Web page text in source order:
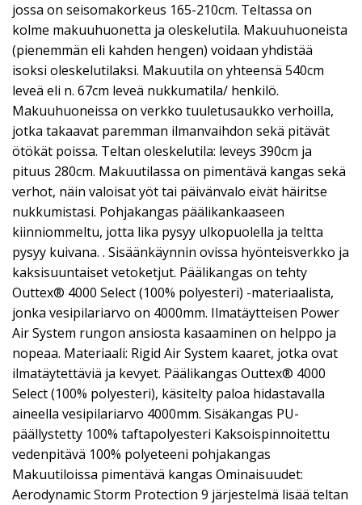
jossa on seisomakorkeus 165-210cm. Teltassa on
kolme makuuhuonetta ja oleskelutila. Makuuhuoneista
(pienemmän eli kahden hengen) voidaan yhdistää
isoksi oleskelutilaksi. Makuutila on yhteensä 540cm
leveä eli n. 67cm leveä nukkumatila/ henkilö.
Makuuhuoneissa on verkko tuuletusaukko verhoilla,
jotka takaavat paremman ilmanvaihdon sekä pitävät
ötökät poissa. Teltan oleskelutila: leveys 390cm ja
pituus 280cm. Makuutilassa on pimentävä kangas sekä
verhot, näin valoisat yöt tai päivänvalo eivät häiritse
nukkumistasi. Pohjakangas päälikankaaseen
kiinniommeltu, jotta lika pysyy ulkopuolella ja teltta
pysyy kuivana. . Sisäänkäynnin ovissa hyönteisverkko ja
kaksisuuntaiset vetoketjut. Päälikangas on tehty
Outtex® 4000 Select (100% polyesteri) -materiaalista,
jonka vesipilariarvo on 4000mm. Ilmatäytteisen Power
Air System rungon ansiosta kasaaminen on helppo ja
nopeaa. Materiaali: Rigid Air System kaaret, jotka ovat
ilmatäytettäviä ja kevyet. Päälikangas Outtex® 4000
Select (100% polyesteri), käsitelty paloa hidastavalla
aineella vesipilariarvo 4000mm. Sisäkangas PU-
päällystetty 100% taftapolyesteri Kaksoispinnoitettu
vedenpitävä 100% polyeteeni pohjakangas
Makuutiloissa pimentävä kangas Ominaisuudet:
Aerodynamic Storm Protection 9 järjestelmä lisää teltan